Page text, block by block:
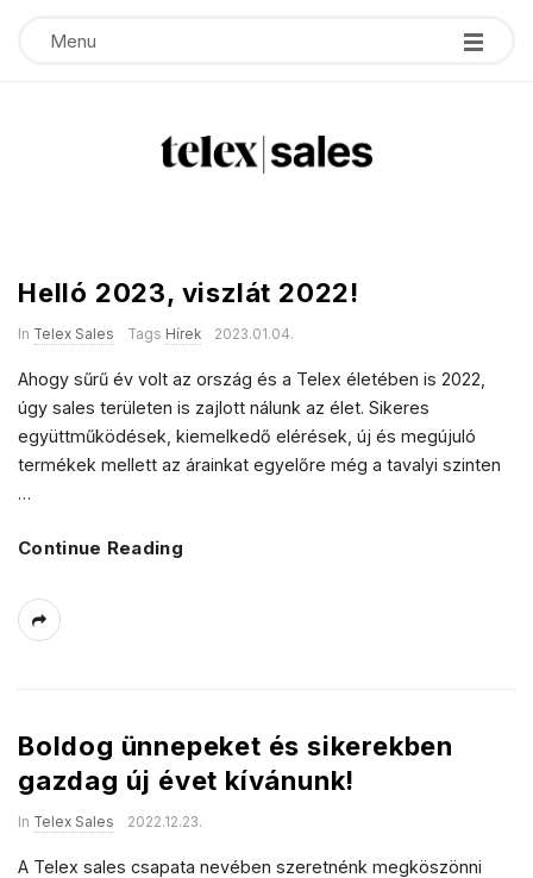
Menu
l
e
x
a
e
s
Helló 2023, viszlát 2022!
In Telex Sales Tags Hírek 2023.01.04.
Ahogy sűrű év volt az ország és a Telex életében is 2022,
úgy sales területen is zajlott nálunk az élet. Sikeres
együttműködések, kiemelkedő elérések, új és megújuló
termékek mellett az árainkat egyelőre még a tavalyi szinten
…
Continue Reading
Boldog ünnepeket és sikerekben
gazdag új évet kívánunk!
In Telex Sales 2022.12.23.
A Telex sales csapata nevében szeretnénk megköszönni